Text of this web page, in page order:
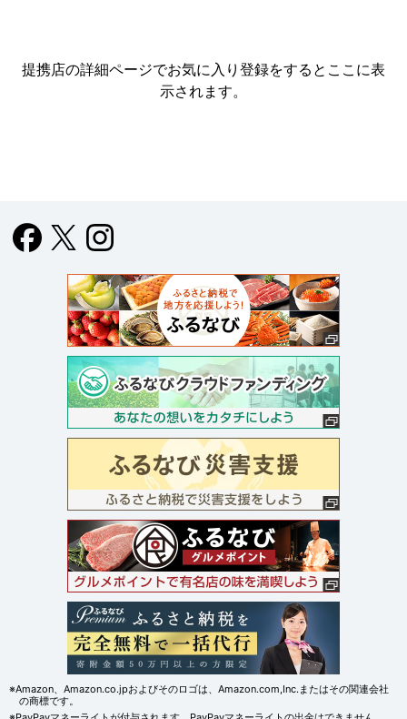
提携店の詳細ページでお気に入り登録をすると ここに表
示されます。
※Amazon、Amazon.co.jpおよびそのロゴは、Amazon.com,Inc.またはその関連会社
の商標です。